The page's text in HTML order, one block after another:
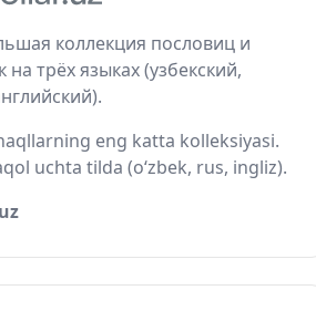
коллекция пословиц и
на трёх языках (узбекский,
eng katta kolleksiyasi.
uchta tilda (o‘zbek, rus, ingliz).